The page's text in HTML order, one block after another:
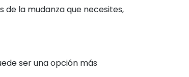
la mudanza que necesites,
ser una opción más